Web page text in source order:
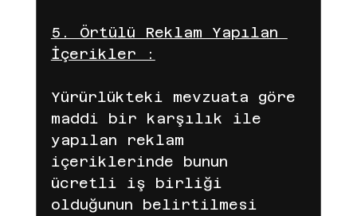
5. Örtülü Reklam Yapılan
İçerikler :
Yürürlükteki mevzuata göre
maddi bir karşılık ile
yapılan reklam
içeriklerinde bunun
ücretli iş birliği
olduğunun belirtilmesi